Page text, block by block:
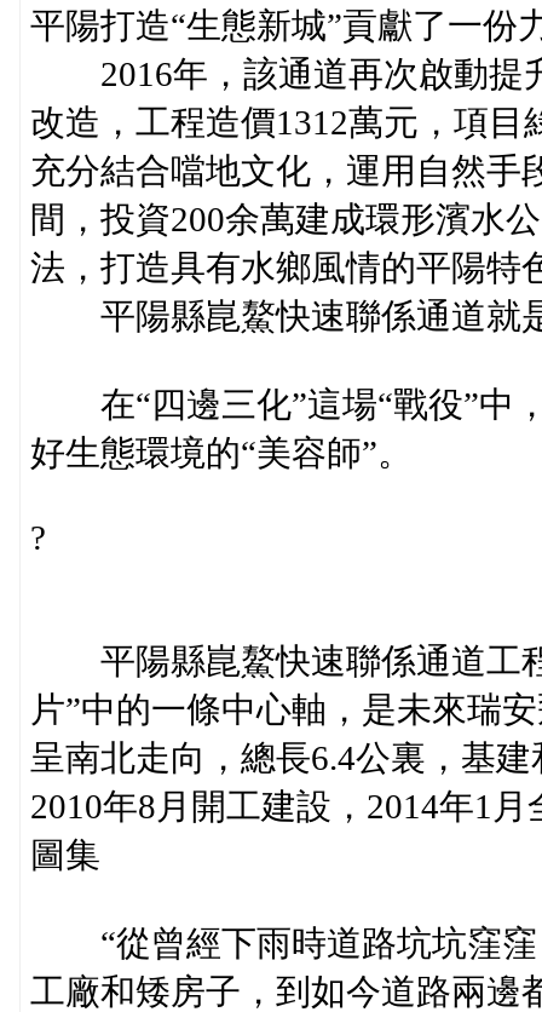
平陽打造“生態新城”貢獻了一份
2016年，該通道再次啟動提
改造，工程造價1312萬元，項
充分結合噹地文化，運用自然手
間，投資200余萬建成環形濱水
法，打造具有水鄉風情的平陽特
平陽縣崑鰲快速聯係通道就
在“四邊三化”這場“戰役”中
好生態環境的“美容師”。
?
平陽縣崑鰲快速聯係通道工
片”中的一條中心軸，是未來瑞
呈南北走向，總長6.4公裏，基
2010年8月開工建設，2014年1月
圖集
“從曾經下雨時道路坑坑窪窪
工廠和矮房子，到如今道路兩邊